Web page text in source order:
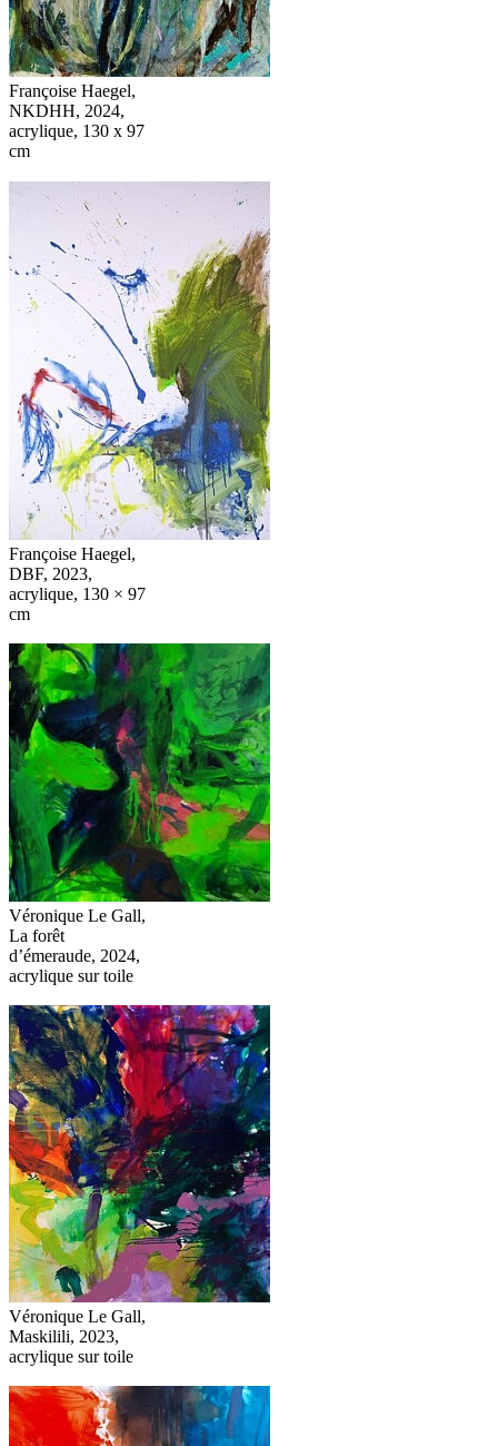
Françoise Haegel,
NKDHH, 2024,
acrylique, 130 x 97
cm
Françoise Haegel,
DBF, 2023,
acrylique, 130 × 97
cm
Véronique Le Gall,
La forêt
d’émeraude, 2024,
acrylique sur toile
Véronique Le Gall,
Maskilili, 2023,
acrylique sur toile